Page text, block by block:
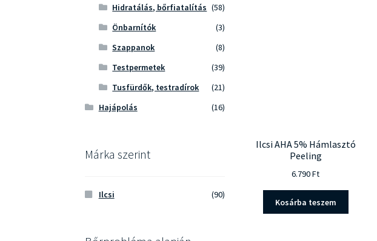
Ilcsi AHA 5% Hámlasztó
Peeling
6.790Ft
Kosárba teszem
Hidratálás, bőrfiatalítás (58)
Önbarnítók
(3)
Szappanok
(8)
Testpermetek
(39)
Tusfürdők, testradírok
(21)
Hajápolás
(16)
Márka szerint
Ilcsi (90)